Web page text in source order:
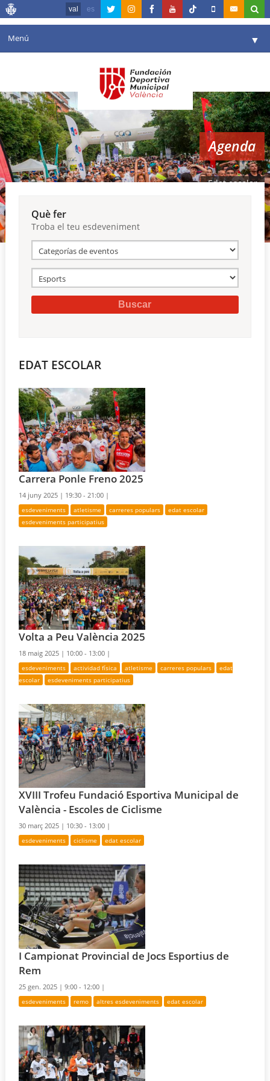
val es
Menú ▼
Agenda
Instal·lacions ▼
Comunicació ▼
València en esport ▼
Reserves
Agenda
Edat escolar
Què fer
Troba el teu esdeveniment
EDAT ESCOLAR
Carrera Ponle Freno 2025
14 juny 2025 | 19:30 - 21:00 |
esdeveniments atletisme carreres populars
edat escolar
esdeveniments participatius
Volta a Peu València 2025
18 maig 2025 | 10:00 - 13:00 |
esdeveniments actividad física atletisme carreres populars
edat
escolar
esdeveniments participatius
XVIII Trofeu Fundació Esportiva Municipal de
València - Escoles de Ciclisme
30 març 2025 | 10:30 - 13:00 |
esdeveniments ciclisme edat escolar
I Campionat Provincial de Jocs Esportius de
Rem
25 gen. 2025 |9:00 - 12:00 |
esdeveniments remo altres esdeveniments edat escolar